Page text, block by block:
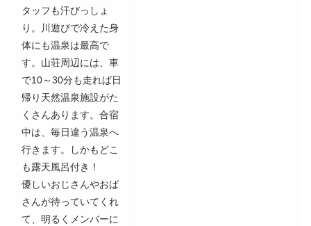
タッフも汗びっしょ
り。川遊びで冷えた身
体にも温泉は最高で
す。山荘周辺には、車
で10～30分も走れば日
帰り天然温泉施設がた
くさんあります。合宿
中は、毎日違う温泉へ
行きます。しかもどこ
も露天風呂付き！
優しいおじさんやおば
さんが待っていてくれ
て、明るくメンバーに